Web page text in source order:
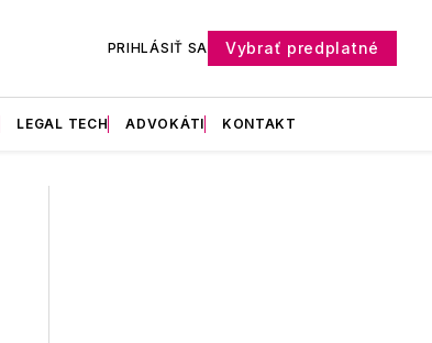
PRIHLÁSIŤ SA Vybrať predplatné
LEGAL TECH ADVOKÁTI KONTAKT